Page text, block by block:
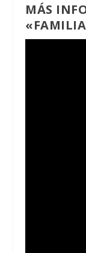
MÁS